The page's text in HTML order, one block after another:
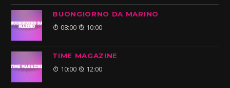
BUONGIORNO DA MARINO
08:00 10:00
TIME MAGAZINE
10:00 12:00